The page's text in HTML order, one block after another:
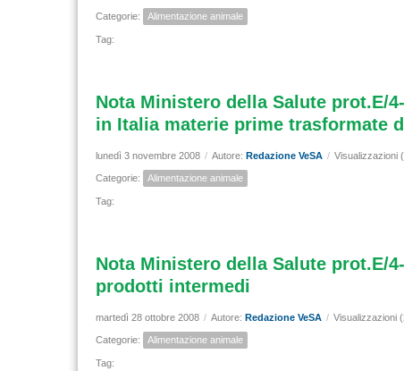
Categorie: Alimentazione animale
Tag:
Nota Ministero della Salute prot.E/
in Italia materie prime trasformate
lunedì 3 novembre 2008 / Autore: Redazione VeSA / Visualizzazioni
Categorie: Alimentazione animale
Tag:
Nota Ministero della Salute prot.E/
prodotti intermedi
martedì 28 ottobre 2008 / Autore: Redazione VeSA / Visualizzazioni
Categorie: Alimentazione animale
Tag: